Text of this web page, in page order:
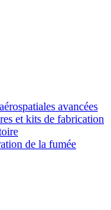
avancées
et kits de fabrication
de la fumée